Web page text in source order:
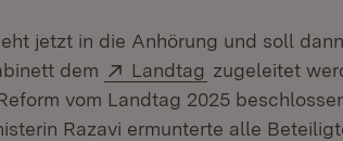
jetzt in die Anhörung und soll
dem
Extern:
Landtag (Öffnet in
zugeleitet
vom Landtag 2025
Razavi ermunterte alle